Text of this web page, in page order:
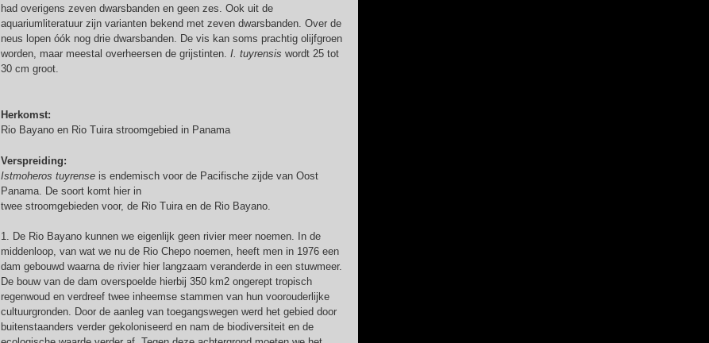
had overigens zeven dwarsbanden en geen zes. Ook uit de
aquariumliteratuur zijn varianten bekend met zeven dwarsbanden. Over de
neus lopen óók nog drie dwarsbanden. De vis kan soms prachtig olijfgroen
worden, maar meestal overheersen de grijstinten. I. tuyrensis wordt 25 tot
30 cm groot.
Herkomst:
Rio Bayano en Rio Tuira stroomgebied in Panama
Verspreiding:
Istmoheros tuyrense is endemisch voor de Pacifische zijde van Oost
Panama. De soort komt hier in
twee stroomgebieden voor, de Rio Tuira en de Rio Bayano.
1. De Rio Bayano kunnen we eigenlijk geen rivier meer noemen. In de
middenloop, van wat we nu de Rio Chepo noemen, heeft men in 1976 een
dam gebouwd waarna de rivier hier langzaam veranderde in een stuwmeer.
De bouw van de dam overspoelde hierbij 350 km2 ongerept tropisch
regenwoud en verdreef twee inheemse stammen van hun voorouderlijke
cultuurgronden. Door de aanleg van toegangswegen werd het gebied door
buitenstaanders verder gekoloniseerd en nam de biodiversiteit en de